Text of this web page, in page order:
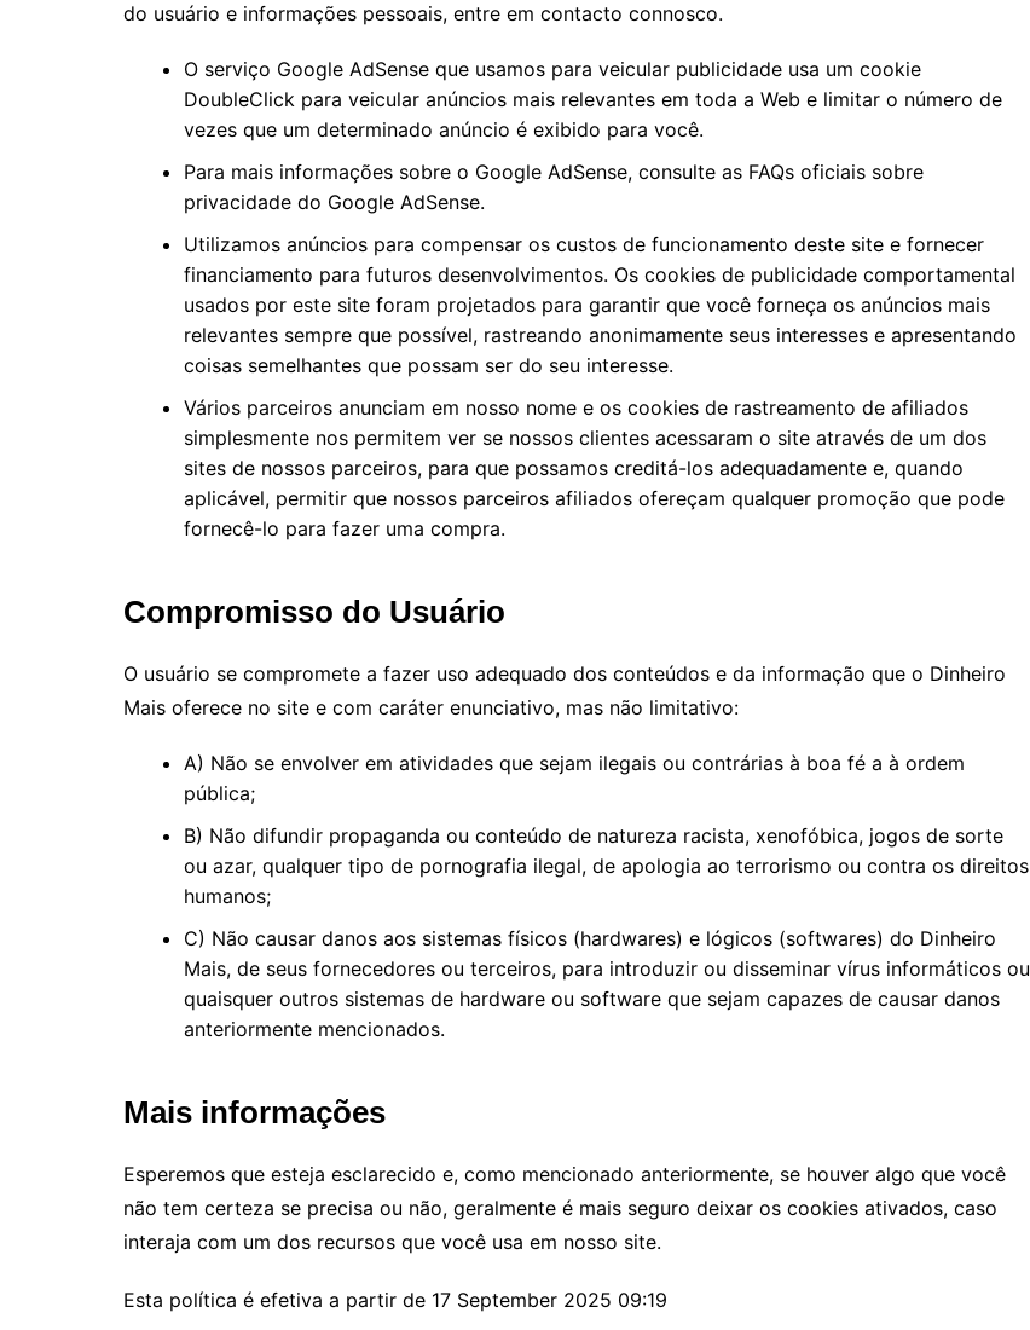
do usuário e informações pessoais, entre em contacto connosco.
O serviço Google AdSense que usamos para veicular publicidade usa um cookie
DoubleClick para veicular anúncios mais relevantes em toda a Web e limitar o número de
vezes que um determinado anúncio é exibido para você.
Para mais informações sobre o Google AdSense, consulte as FAQs oficiais sobre
privacidade do Google AdSense.
Utilizamos anúncios para compensar os custos de funcionamento deste site e fornecer
financiamento para futuros desenvolvimentos. Os cookies de publicidade comportamental
usados ​​por este site foram projetados para garantir que você forneça os anúncios mais
relevantes sempre que possível, rastreando anonimamente seus interesses e apresentando
coisas semelhantes que possam ser do seu interesse.
Vários parceiros anunciam em nosso nome e os cookies de rastreamento de afiliados
simplesmente nos permitem ver se nossos clientes acessaram o site através de um dos
sites de nossos parceiros, para que possamos creditá-los adequadamente e, quando
aplicável, permitir que nossos parceiros afiliados ofereçam qualquer promoção que pode
fornecê-lo para fazer uma compra.
Compromisso do Usuário
O usuário se compromete a fazer uso adequado dos conteúdos e da informação que o Dinheiro
Mais oferece no site e com caráter enunciativo, mas não limitativo:
A) Não se envolver em atividades que sejam ilegais ou contrárias à boa fé a à ordem
pública;
B) Não difundir propaganda ou conteúdo de natureza racista, xenofóbica, jogos de sorte
ou azar, qualquer tipo de pornografia ilegal, de apologia ao terrorismo ou contra os direitos
humanos;
C) Não causar danos aos sistemas físicos (hardwares) e lógicos (softwares) do Dinheiro
Mais, de seus fornecedores ou terceiros, para introduzir ou disseminar vírus informáticos ou
quaisquer outros sistemas de hardware ou software que sejam capazes de causar danos
anteriormente mencionados.
Mais informações
Esperemos que esteja esclarecido e, como mencionado anteriormente, se houver algo que você
não tem certeza se precisa ou não, geralmente é mais seguro deixar os cookies ativados, caso
interaja com um dos recursos que você usa em nosso site.
Esta política é efetiva a partir de 17 September 2025 09:19